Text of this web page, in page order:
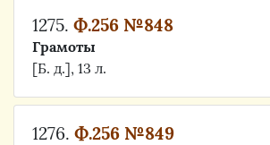
1275. Ф.256 №848
Грамоты
[Б. д.], 13 л.
1276. Ф.256 №849